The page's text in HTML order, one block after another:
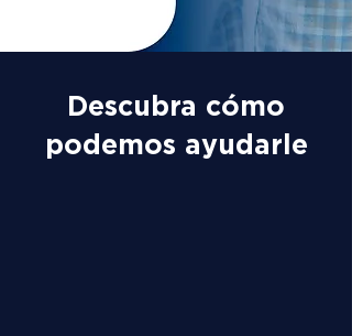
Descubra cómo
podemos ayudarle